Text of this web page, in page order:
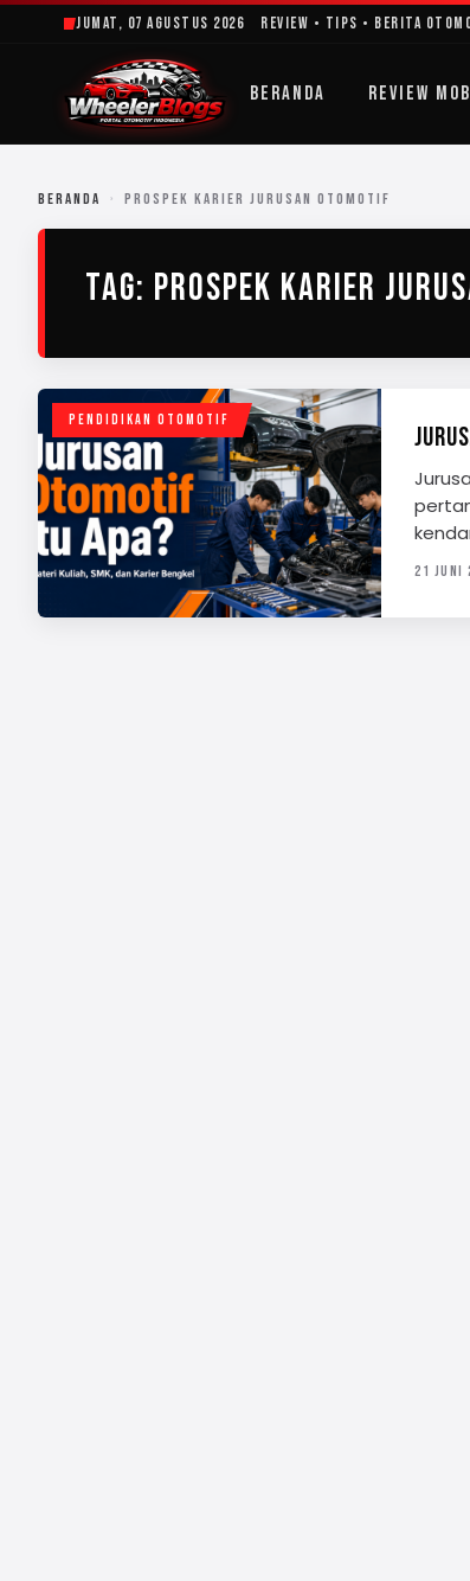
Lewati
Jumat, 07 Agustus 2026 Review • Tips • Berita
BERANDA REVIEW
BERANDA › PROSPEK KARIER JURUSAN OTOMOTIF
TAG: PROSPEK KARIER
PENDIDIKAN OTOMOTIF
21 JUNI